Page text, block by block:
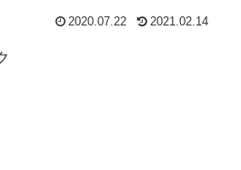
2020.07.22 2021.02.14